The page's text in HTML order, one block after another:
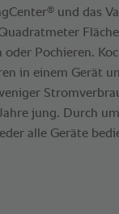
® und das
Pochieren.
in einem Gerät
jung. Durch
alle Geräte